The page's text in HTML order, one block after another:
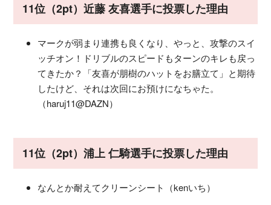
11位（2pt）近藤 友喜選手に投票した理由
マークが弱まり連携も良くなり、やっと、攻撃のスイ
ッチオン！ドリブルのスピードもターンのキレも戻っ
てきたか？「友喜が朋樹のハットをお膳立て」と期待
したけど、それは次回にお預けになちゃた。
（haruj11@DAZN）
11位（2pt）浦上 仁騎選手に投票した理由
なんとか耐えてクリーンシート（kenいち）